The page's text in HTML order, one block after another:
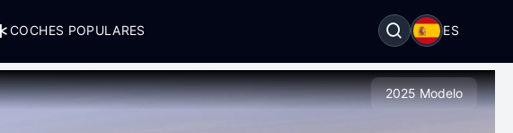
COCHES POPULARES ES
2025 Modelo